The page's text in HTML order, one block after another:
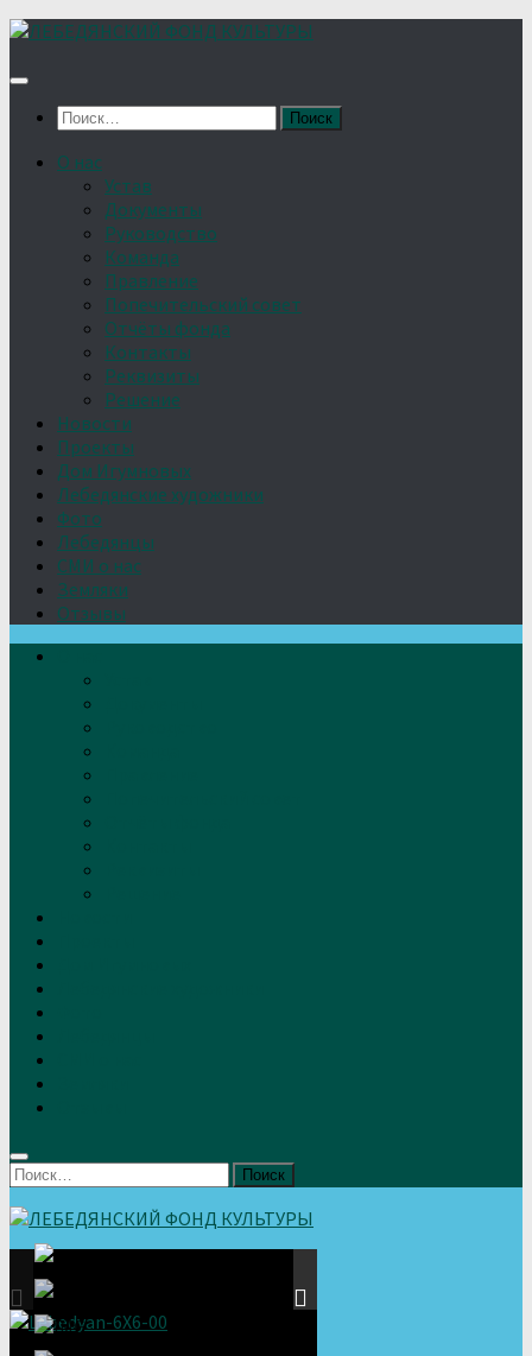
Найти:
О нас
Устав
Документы
Руководство
Команда
Правление
Попечительский совет
Отчёты фонда
Контакты
Реквизиты
Решение
Новости
Проекты
Дом Игумновых
Лебедянские художники
Фото
Лебедянцы
СМИ о нас
Земляки
Отзывы
Найти: